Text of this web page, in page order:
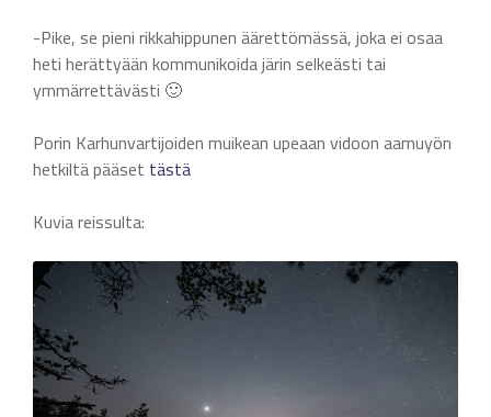
-Pike, se pieni rikkahippunen äärettömässä, joka ei osaa
heti herättyään kommunikoida järin selkeästi tai
ymmärrettävästi 🙂
Porin Karhunvartijoiden muikean upeaan vidoon aamuyön
hetkiltä pääset tästä
Kuvia reissulta: